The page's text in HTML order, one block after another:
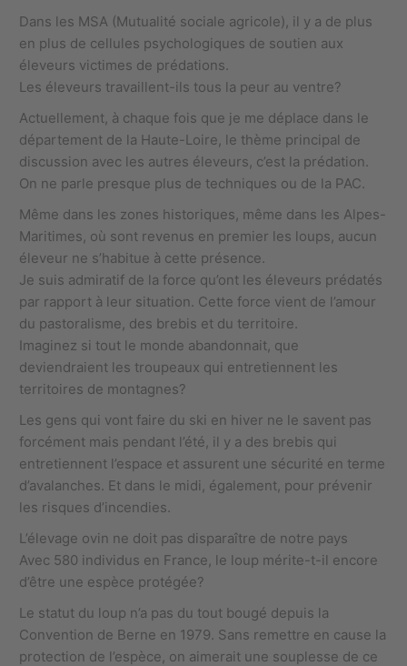
Dans les MSA (Mutualité sociale agricole), il y a de plus
en plus de cellules psychologiques de soutien aux
éleveurs victimes de prédations.
Les éleveurs travaillent-ils tous la peur au ventre?
Actuellement, à chaque fois que je me déplace dans le
département de la Haute-Loire, le thème principal de
discussion avec les autres éleveurs, c’est la prédation.
On ne parle presque plus de techniques ou de la PAC.
Même dans les zones historiques, même dans les Alpes-
Maritimes, où sont revenus en premier les loups, aucun
éleveur ne s’habitue à cette présence.
Je suis admiratif de la force qu’ont les éleveurs prédatés
par rapport à leur situation. Cette force vient de l’amour
du pastoralisme, des brebis et du territoire.
Imaginez si tout le monde abandonnait, que
deviendraient les troupeaux qui entretiennent les
territoires de montagnes?
Les gens qui vont faire du ski en hiver ne le savent pas
forcément mais pendant l’été, il y a des brebis qui
entretiennent l’espace et assurent une sécurité en terme
d’avalanches. Et dans le midi, également, pour prévenir
les risques d’incendies.
L’élevage ovin ne doit pas disparaître de notre pays
Avec 580 individus en France, le loup mérite-t-il encore
d’être une espèce protégée?
Le statut du loup n’a pas du tout bougé depuis la
Convention de Berne en 1979. Sans remettre en cause la
protection de l’espèce, on aimerait une souplesse de ce